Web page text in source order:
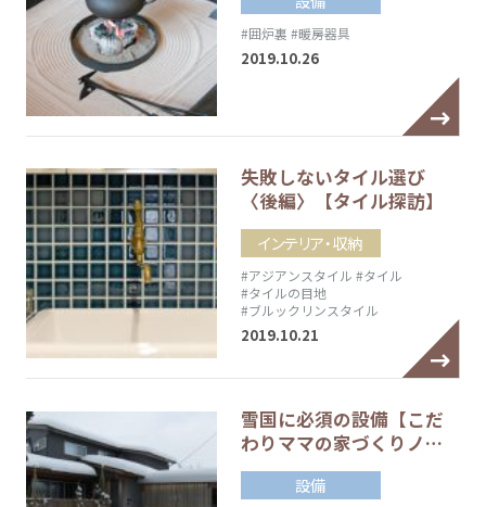
#囲炉裏 #暖房器具
2019.10.26
失敗しないタイル選び
〈後編〉【タイル探訪】
インテリア・収納
#アジアンスタイル #タイル
#タイルの目地
#ブルックリンスタイル
2019.10.21
雪国に必須の設備【こだ
わりママの家づくりノ…
設備